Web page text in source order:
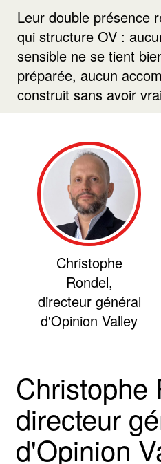
Leur double présence
qui structure OV :
sensible ne se tient
préparée, aucun
construit sans avoir
Christophe
Rondel,
directeur général
d'Opinion Valley
Christophe
directeur
d'Opinion